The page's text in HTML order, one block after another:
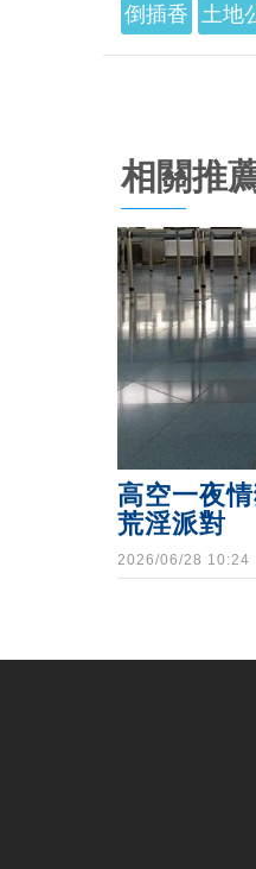
倒插香 土地
相關推
高空一夜
荒淫派對
2026/06/28 10:24